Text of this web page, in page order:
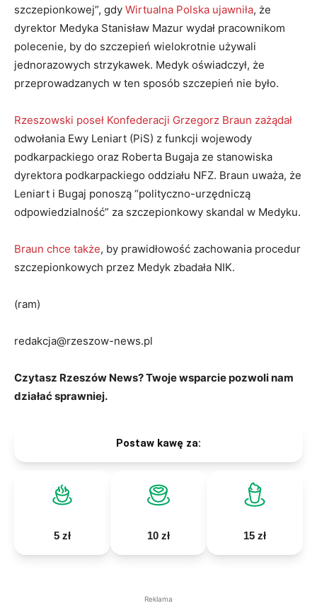
szczepionkowej”, gdy Wirtualna Polska ujawniła, że
dyrektor Medyka Stanisław Mazur wydał pracownikom
polecenie, by do szczepień wielokrotnie używali
jednorazowych strzykawek. Medyk oświadczył, że
przeprowadzanych w ten sposób szczepień nie było.
Rzeszowski poseł Konfederacji Grzegorz Braun zażądał
odwołania Ewy Leniart (PiS) z funkcji wojewody
podkarpackiego oraz Roberta Bugaja ze stanowiska
dyrektora podkarpackiego oddziału NFZ. Braun uważa, że
Leniart i Bugaj ponoszą “polityczno-urzędniczą
odpowiedzialność” za szczepionkowy skandal w Medyku.
Braun chce także, by prawidłowość zachowania procedur
szczepionkowych przez Medyk zbadała NIK.
(ram)
redakcja@rzeszow-news.pl
Czytasz Rzeszów News? Twoje wsparcie pozwoli nam
działać sprawniej.
Postaw kawę za:
5 zł 10 zł 15 zł
Reklama